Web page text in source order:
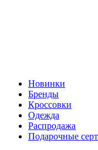
Новинки
Бренды
Кроссовки
Одежда
Распродажа
Подарочные